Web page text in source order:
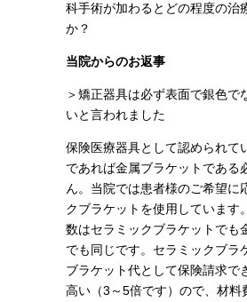
科手術が加わるとどの程度の治
か？
当院からのお返事
＞矯正器具は必ず表面で銀色で
いと言われました
保険医療器具として認められて
であれば金属ブラケットである
ん。当院では患者様のご希望に
クブラケットを使用しています
数はセラミックブラケットでも
でも同じです。セラミックブラ
ブラケット代として保険請求で
高い（3～5倍です）ので、材料